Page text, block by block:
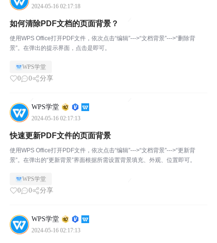
2024-05-16 02:17:18
如何清除PDF文档的页面背景？
使用WPS Office打开PDF文件，依次点击“编辑”--->“文档背景”--->“删除背
景”。在弹出的提示界面，点击是即可。
WPS学堂
0 0 分享
WPS学堂
2024-05-16 02:17:13
快速更新PDF文件的页面背景
使用WPS Office打开PDF文件，依次点击“编辑”--->“文档背景”--->“更新背
景”。在弹出的“更新背景”界面根据所需设置背景填充、外观、位置即可。
WPS学堂
0 0 分享
WPS学堂
2024-05-16 02:17:13